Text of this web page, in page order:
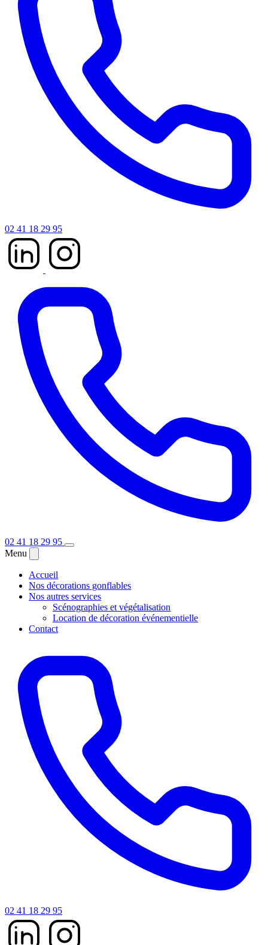
02 41 18 29 95
02 41 18 29 95
Menu
Accueil
Nos décorations gonflables
Nos autres services
Scénographies et végétalisation
Location de décoration événementielle
Contact
02 41 18 29 95